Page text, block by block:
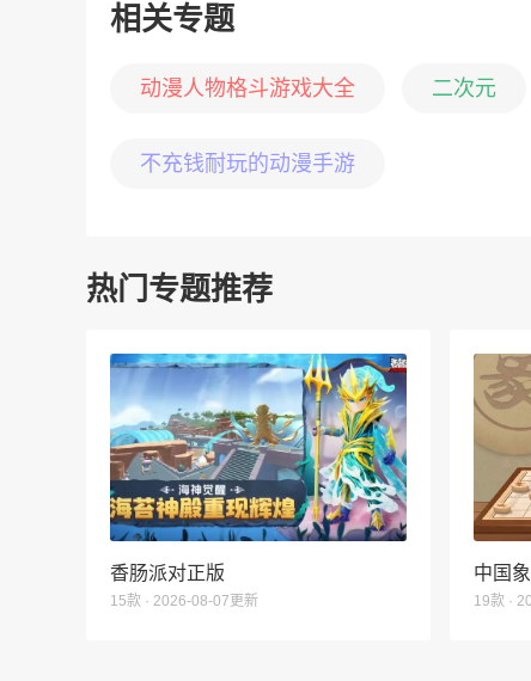
相关专题
动漫人物格斗游戏大全 二次元
不充钱耐玩的动漫手游
热门专题推荐
香肠派对正版
15款 · 2026-08-07更新
中国
19款 ·